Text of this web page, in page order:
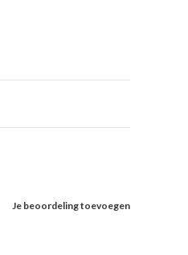
Je beoordeling toevoegen